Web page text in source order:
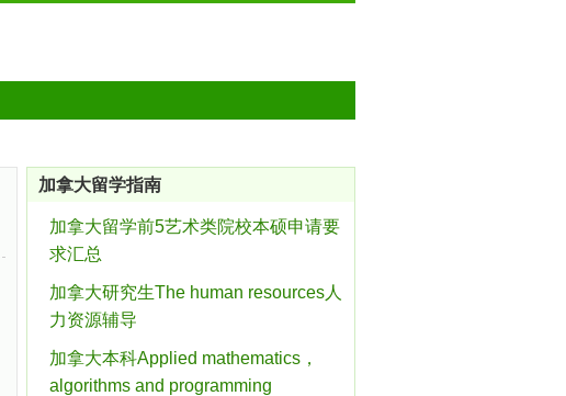
加拿大留学指南
加拿大留学前5艺术类院校本硕申请要
求汇总
加拿大研究生The human resources人
力资源辅导
加拿大本科Applied mathematics，
algorithms and programming